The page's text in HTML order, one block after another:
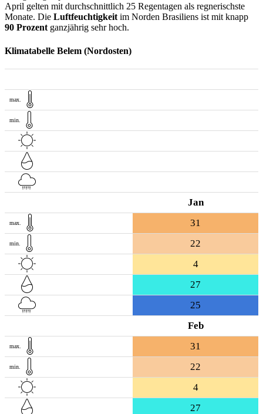
April gelten mit durchschnittlich 25 Regentagen als regnerischste
Monate. Die Luftfeuchtigkeitim Norden Brasiliens ist mit knapp
90 Prozentganzjährig sehr hoch.
Klimatabelle Belem (Nordosten)
max.
min.
Jan
max. 31
min.
22
4
27
25
Feb
max. 31
min.
22
4
27